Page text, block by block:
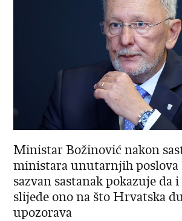
Ministar Božinović nakon
ministara unutarnjih poslova
sazvan sastanak pokazuje da
slijede ono na što Hrvatska
upozorava